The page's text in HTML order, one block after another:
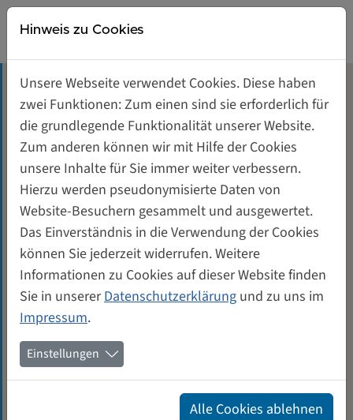
Direkt zur Hauptnavigation springen
Direkt zum Inhalt springen
Branchen
Suchen Sie ein konkretes Dienstleistungsangebot?
Möchten Sie Ihrer Gesundheit etwas Gutes tun?
Benötigen Sie noch ein Geschenk für einen
anstehenden Geburtstag? Oder sind Sie auf der Suche
nach einer Geschäftspartnerin?
Hier die ganze Branchenliste zum Download.
Aki
Delphine Mach, Illustratorin - Tel. 017624892086
www.delphinemach.com
delphinemach@gmail.com
Weiberwirtschaft
Gründerinnen- und Unternehmerinnenzentrum
Tagungsräume mieten
Unterstützung für Gründerinnen
Genossenschaft von und für Frauen
Kontakt
Der Gewerbehof
Ökologie
Mieterinnen
Gewerberäume mieten
WeiberWirtschaft freikaufen
Hinweis zu Cookies
Unsere Webseite verwendet Cookies. Diese haben
zwei Funktionen: Zum einen sind sie erforderlich für
die grundlegende Funktionalität unserer Website.
Zum anderen können wir mit Hilfe der Cookies
unsere Inhalte für Sie immer weiter verbessern.
Hierzu werden pseudonymisierte Daten von
Website-Besuchern gesammelt und ausgewertet.
Das Einverständnis in die Verwendung der Cookies
können Sie jederzeit widerrufen. Weitere
Informationen zu Cookies auf dieser Website finden
Sie in unsererDatenschutzerklärung und zu uns im
Impressum.
Einstellungen
Alle Cookies ablehnen